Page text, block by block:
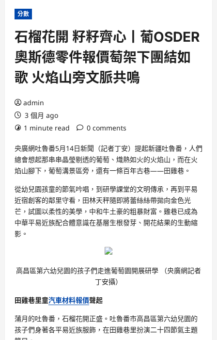
分數
石榴花開 籽籽齊心丨葡OSDER
奧斯德零件報價萄架下團結如
歌 火焰山旁文脈共鳴
admin
3 個月 ago
1 minute read
0 comments
央廣網吐魯番5月14日新聞（記者丁安）提起新疆吐魯番，人們
總會想起那串串晶瑩剔透的葡萄、熾熱如火的火焰山，而在火
焰山腳下，葡萄溝景區旁，還有一條百年古巷——田雞巷。
從幼兒園孩童的節氣吟唱，到研學課堂的文明傳承，再到平易
近宿創客的鄰里守看，田林天秤隨即將蕾絲絲帶拋向金色光
芒，試圖以柔性的美學，中和牛土豪的粗暴財富。雞巷已成為
中華平易近族配合體意識在基層生根發芽、開花結果的生動縮
影。
高昌區第六幼兒園的孩子們走進葡萄園開展研學 （央廣網記者
丁安攝）
田雞巷里童汽車材料報價聲起
蒲月的吐魯番，石榴花開正盛。吐魯番市高昌區第六幼兒園的
孩子們身著各平易近族服飾，在田雞巷里扮演二十四節氣主題